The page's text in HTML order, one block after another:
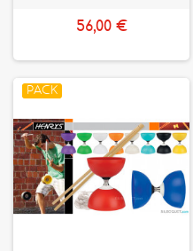
56,00 €
PACK